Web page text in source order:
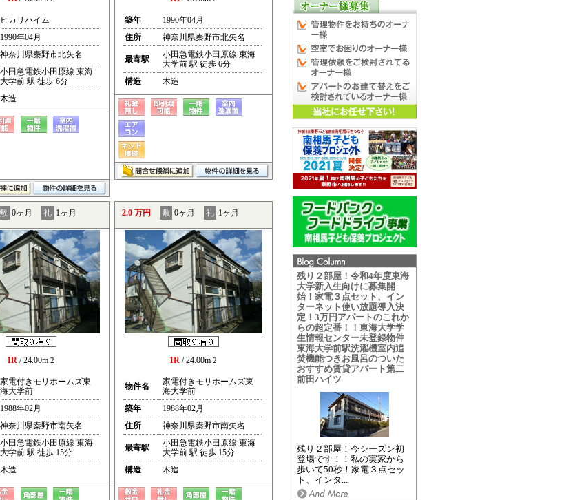
残り２部屋！令和4年度東海
大学新入生向けに募集開
始！家電３点セット、イン
ターネット使い放題導入決
定！3万円アパートのこれか
らの超定番！！東海大学学
生情報センター未登録物件
東海大学前駅洗濯機室内追
焚機能つきお風呂のついた
おすすめ賃貸アパート第二
前田ハイツ
残り２部屋！今シーズン初
登場です！！私の実家から
歩いて50秒！家電３点セッ
ト、インタ...
ヒカリハイム
1990年04月
神奈川県秦野市北矢名
小田急電鉄小田原線 東海
大学前 駅 徒歩 6分
木造
築年
1990年04月
住所
神奈川県秦野市北矢名
最寄駅
小田急電鉄小田原線 東海
大学前 駅 徒歩 6分
構造
木造
敷 0ヶ月 礼 1ヶ月
1R / 24.00m 2
家電付きモリホームズ東
海大学前
1988年02月
神奈川県秦野市南矢名
小田急電鉄小田原線 東海
大学前 駅 徒歩 15分
木造
2.0 万円 敷 0ヶ月 礼 1ヶ月
1R / 24.00m 2
物件名
家電付きモリホームズ東
海大学前
築年
1988年02月
住所
神奈川県秦野市南矢名
最寄駅
小田急電鉄小田原線 東海
大学前 駅 徒歩 15分
構造
木造